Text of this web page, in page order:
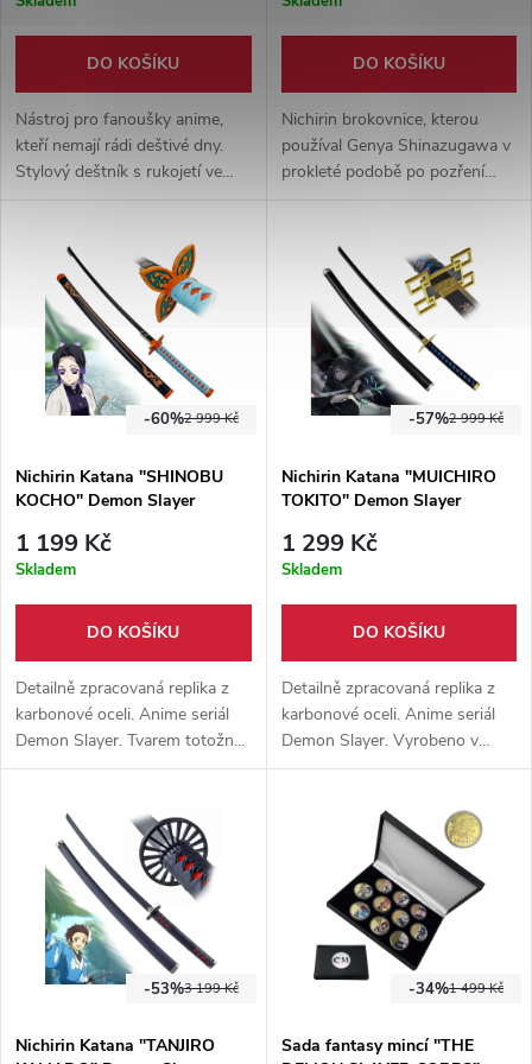
DO KOŠÍKU
Nástroj pro fanoušky anime,
kteří nemají rádi deštivé dny.
Stylový deštník s rukojetí ve
DO KOŠÍKU
Nichirin brokovnice, kterou
používal Genya Shinazugawa v
prokleté podobě po pozření
2 999 Kč
-60%
Nichirin Katana "SHINOBU
KOCHO" Demon Slayer
1 199 Kč
Skladem
DO KOŠÍKU
Detailně zpracovaná replika z
karbonové oceli. Anime seriál
Demon Slayer. Tvarem totožné
s originálem. Meč určený k
doplněk ke cosplayi.
2 999 Kč
-57%
Nichirin Katana "MUICHIRO
TOKITO" Demon Slayer
1 299 Kč
Skladem
DO KOŠÍKU
Detailně zpracovaná replika z
karbonové oceli. Anime seriál
Demon Slayer. Vyrobeno v
poměru 1:1 s originálem. Meč
nebo jako doplněk ke cosplayi.
3 199 Kč
-53%
Nichirin Katana "TANJIRO
1 499 Kč
-34%
Sada fantasy mincí "THE